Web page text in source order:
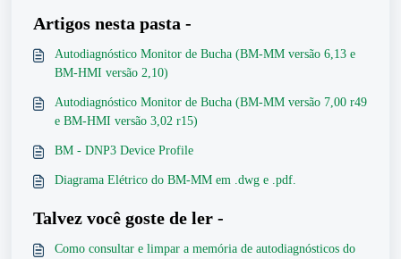
Artigos nesta pasta -
Autodiagnóstico Monitor de Bucha (BM-MM versão 6,13 e
BM-HMI versão 2,10)
Autodiagnóstico Monitor de Bucha (BM-MM versão 7,00 r49
e BM-HMI versão 3,02 r15)
BM - DNP3 Device Profile
Diagrama Elétrico do BM-MM em .dwg e .pdf.
Talvez você goste de ler -
Como consultar e limpar a memória de autodiagnósticos do